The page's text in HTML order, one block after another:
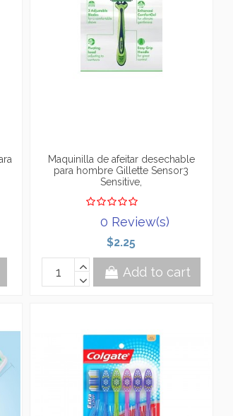
Maquinilla de afeitar desechable
para hombre Gillette Sensor3
Sensitive,
0 Review(s)
$2.25
Add to cart